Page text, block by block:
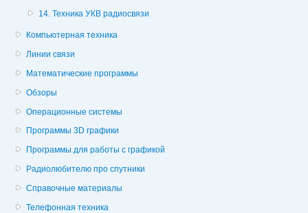
14. Техника УКВ радиосвязи
Компьютерная техника
Линии связи
Математические программы
Обзоры
Операционные системы
Программы 3D графики
Программы для работы с графикой
Радиолюбителю про спутники
Справочные материалы
Телефонная техника